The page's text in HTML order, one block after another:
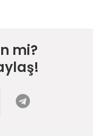
mi?